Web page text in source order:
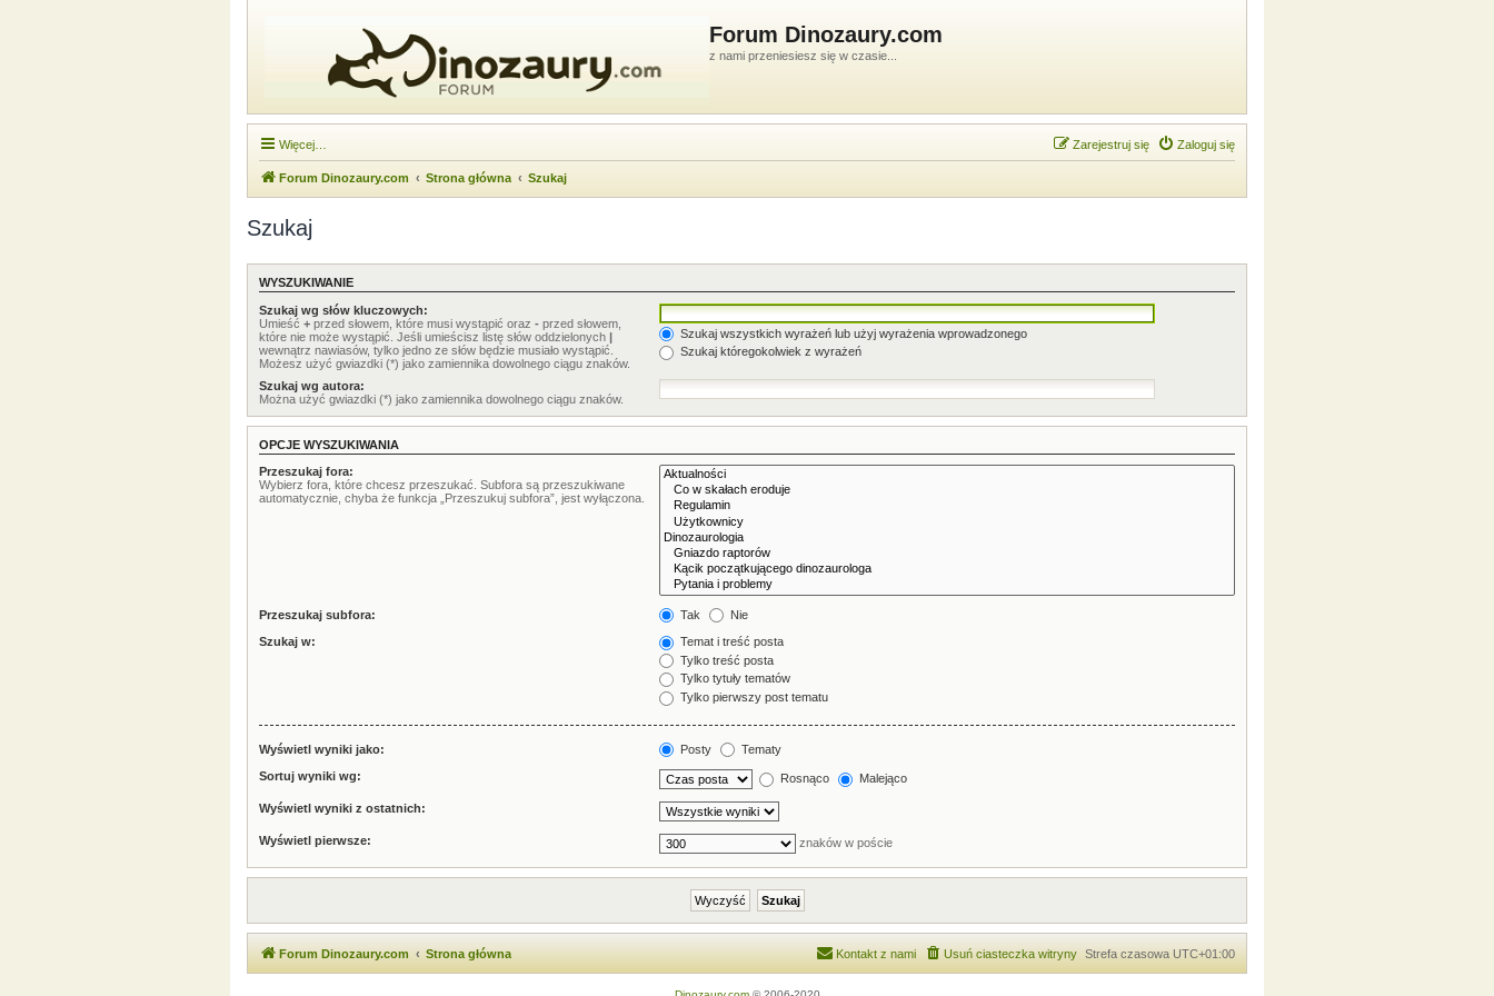
Forum Dinozaury.com
z nami przeniesiesz się w czasie...
Więcej… Zaloguj się
Zarejestruj się
Forum Dinozaury.com Strona główna Szukaj
Szukaj
WYSZUKIWANIE
Szukaj wg słów kluczowych:
Umieść + przed słowem, które musi wystąpić oraz - przed słowem,
które nie może wystąpić. Jeśli umieścisz listę słów oddzielonych |
wewnątrz nawiasów, tylko jedno ze słów będzie musiało wystąpić.
Możesz użyć gwiazdki (*) jako zamiennika dowolnego ciągu znaków.
Szukaj wszystkich wyrażeń lub użyj wyrażenia wprowadzonego
Szukaj któregokolwiek z wyrażeń
Szukaj wg autora:
Można użyć gwiazdki (*) jako zamiennika dowolnego ciągu znaków.
OPCJE WYSZUKIWANIA
Przeszukaj fora:
Wybierz fora, które chcesz przeszukać. Subfora są przeszukiwane
automatycznie, chyba że funkcja „Przeszukuj subfora”, jest wyłączona.
Przeszukaj subfora: Tak Nie
Szukaj w:
Temat i treść posta
Tylko treść posta
Tylko tytuły tematów
Tylko pierwszy post tematu
Wyświetl wyniki jako: Posty Tematy
Sortuj wyniki wg: Rosnąco Malejąco
Wyświetl wyniki z ostatnich:
Wyświetl pierwsze: znaków w poście
Forum Dinozaury.com Strona główna Strefa czasowa UTC+01:00
Usuń ciasteczka witryny
Kontakt z nami